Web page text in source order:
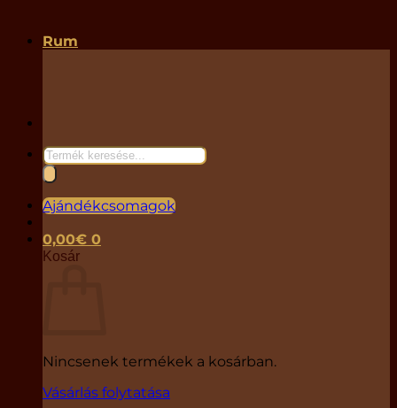
Products
search
Ajándékcsomagok
0,00€ 0
Kosár
Nincsenek termékek a kosárban.
Vásárlás folytatása
Rum